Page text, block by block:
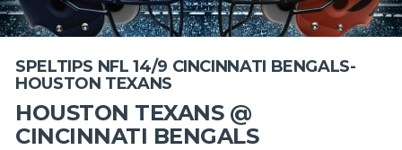
SPELTIPS NFL 14/9 CINCINNATI BENGALS-
HOUSTON TEXANS
HOUSTON TEXANS @
CINCINNATI BENGALS